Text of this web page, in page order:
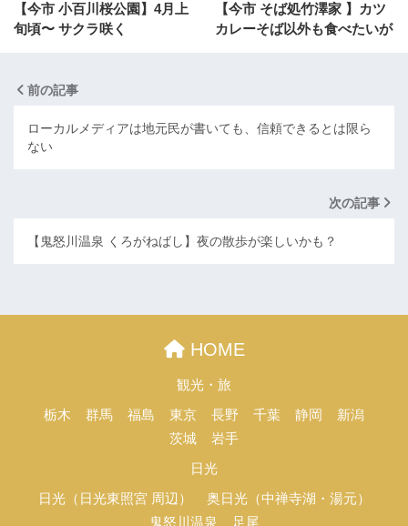
【今市 小百川桜公園】4月上
旬頃〜 サクラ咲く
【今市 そば処竹澤家 】カツ
カレーそば以外も食べたいが
前の記事
ローカルメディアは地元民が書いても、信頼できるとは限ら
ない
次の記事
【鬼怒川温泉 くろがねばし】夜の散歩が楽しいかも？
HOME
観光・旅
栃木 群馬 福島 東京 長野 千葉 静岡
新潟
茨城
岩手
日光
日光（日光東照宮 周辺）
奥日光（中禅寺湖・湯元）
鬼怒川温泉
足尾